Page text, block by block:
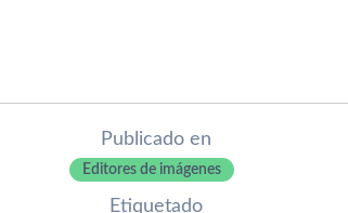
Publicado en
Editores de imágenes
Etiquetado